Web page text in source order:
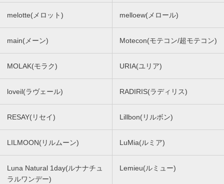
melotte(メロット) melloew(メロール)
main(メーン) Motecon(モテコン/超モテコン)
MOLAK(モラク) URIA(ユリア)
loveil(ラヴェール) RADIRIS(ラディリス)
RESAY(リセイ) Lillbon(リルボン)
LILMOON(リルムーン) LuMia(ルミア)
Luna Natural 1day(ルナナチュ
ラルワンデー)
Lemieu(ルミュー)